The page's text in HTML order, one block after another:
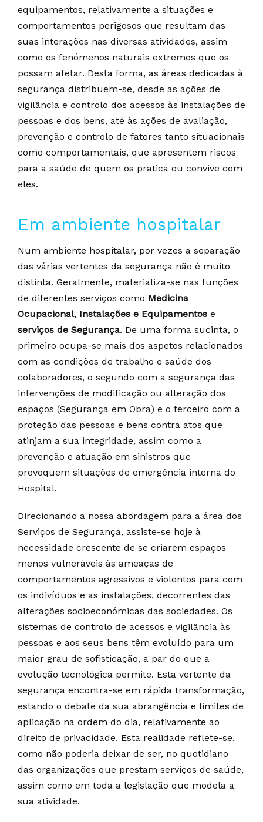
equipamentos, relativamente a situações e
comportamentos perigosos que resultam das
suas interações nas diversas atividades, assim
como os fenómenos naturais extremos que os
possam afetar. Desta forma, as áreas dedicadas à
segurança distribuem-se, desde as ações de
vigilância e controlo dos acessos às instalações de
pessoas e dos bens, até às ações de avaliação,
prevenção e controlo de fatores tanto situacionais
como comportamentais, que apresentem riscos
para a saúde de quem os pratica ou convive com
eles.
Em ambiente hospitalar
Num ambiente hospitalar, por vezes a separação
das várias vertentes da segurança não é muito
distinta. Geralmente, materializa-se nas funções
de diferentes serviços como Medicina
Ocupacional, Instalações e Equipamentos e
serviços de Segurança. De uma forma sucinta, o
primeiro ocupa-se mais dos aspetos relacionados
com as condições de trabalho e saúde dos
colaboradores, o segundo com a segurança das
intervenções de modificação ou alteração dos
espaços (Segurança em Obra) e o terceiro com a
proteção das pessoas e bens contra atos que
atinjam a sua integridade, assim como a
prevenção e atuação em sinistros que
provoquem situações de emergência interna do
Hospital.
Direcionando a nossa abordagem para a área dos
Serviços de Segurança, assiste-se hoje à
necessidade crescente de se criarem espaços
menos vulneráveis às ameaças de
comportamentos agressivos e violentos para com
os indivíduos e as instalações, decorrentes das
alterações socioeconómicas das sociedades. Os
sistemas de controlo de acessos e vigilância às
pessoas e aos seus bens têm evoluído para um
maior grau de sofisticação, a par do que a
evolução tecnológica permite. Esta vertente da
segurança encontra-se em rápida transformação,
estando o debate da sua abrangência e limites de
aplicação na ordem do dia, relativamente ao
direito de privacidade. Esta realidade reflete-se,
como não poderia deixar de ser, no quotidiano
das organizações que prestam serviços de saúde,
assim como em toda a legislação que modela a
sua atividade.